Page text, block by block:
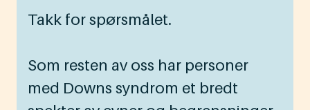
Takk for spørsmålet.
Som resten av oss har personer
med Downs syndrom et bredt